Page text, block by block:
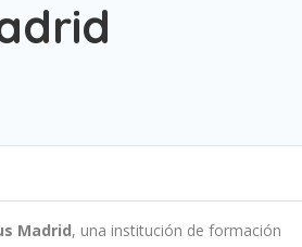
Madrid, una institución de formación